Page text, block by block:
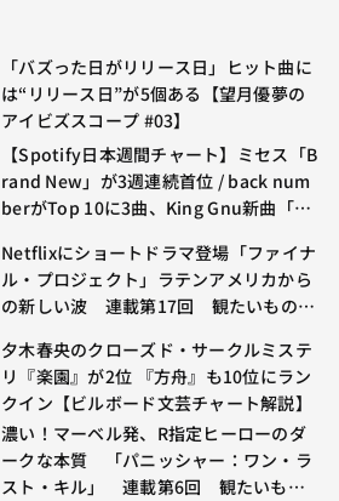
「バズった日がリリース日」ヒット曲に
は“リリース日”が5個ある【望月優夢の
アイビズスコープ #03】
【Spotify日本週間チャート】ミセス「B
rand New」が3週連続首位 / back num
berがTop 10に3曲、King Gnu新曲「G
年7/24〜7/30
Netflixにショートドラマ登場「ファイナ
ル・プロジェクト」ラテンアメリカから
の新しい波 連載第17回 観たいものが
夕木春央のクローズド・サークルミステ
リ『楽園』が2位 『方舟』も10位にラン
クイン【ビルボード文芸チャート解説】
濃い！マーベル発、R指定ヒーローのダ
ークな本質 「パニッシャー：ワン・ラ
スト・キル」 連載第6回 観たいもの